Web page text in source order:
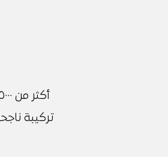
أكثر من
تركيبة